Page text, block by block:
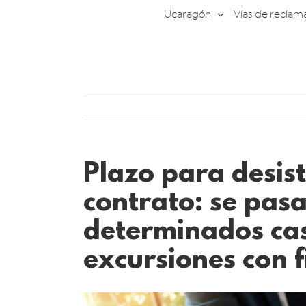
Ucaragón Vías de
Plazo para
contrato: se
determinados
excursiones con
Ver